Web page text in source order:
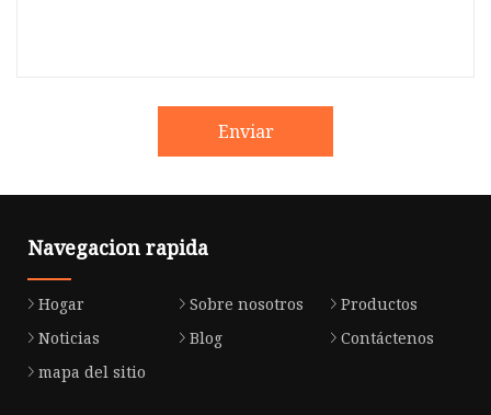
Enviar
Navegacion rapida
Hogar Sobre nosotros
Productos
Noticias
Blog
Contáctenos
mapa del sitio